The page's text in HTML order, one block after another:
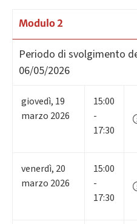
Modulo 2
Periodo di svolgimento
06/05/2026
giovedì, 19
marzo 2026
15:00
-
17:30
venerdì, 20
marzo 2026
15:00
-
17:30